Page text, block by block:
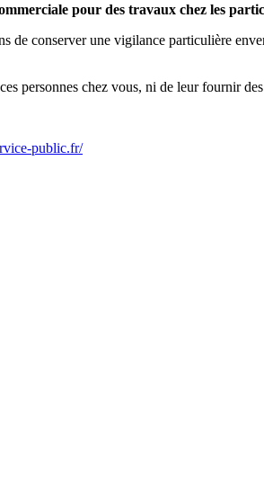
pour des travaux chez les
de conserver une vigilance particulière
personnes chez vous, ni de leur fournir
public.fr/